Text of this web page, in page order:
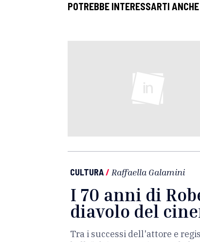
POTREBBE INTERESSARTI ANCHE
CULTURA/ Raffaella Galamini
I 70 anni di
diavolo del
Tra i successi dell'attore e